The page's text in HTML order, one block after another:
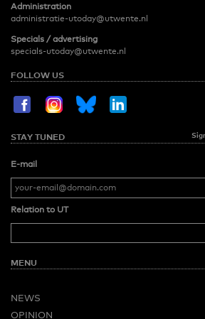
Administration
administratie-utoday@utwente.nl
Specials / advertising
specials-utoday@utwente.nl
FOLLOW US
STAY TUNED
E-mail
Relation to UT
MENU
NEWS
OPINION